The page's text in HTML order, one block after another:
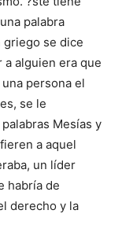
palabra
griego se dice
alguien era que
persona el
se le
Mesías y
a aquel
un líder
habría de
derecho y la